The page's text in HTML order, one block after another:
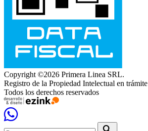
Copyright ©2026 Primera Linea SRL.
Registro de la Propiedad Intelectual en trámite
Todos los derechos reservados